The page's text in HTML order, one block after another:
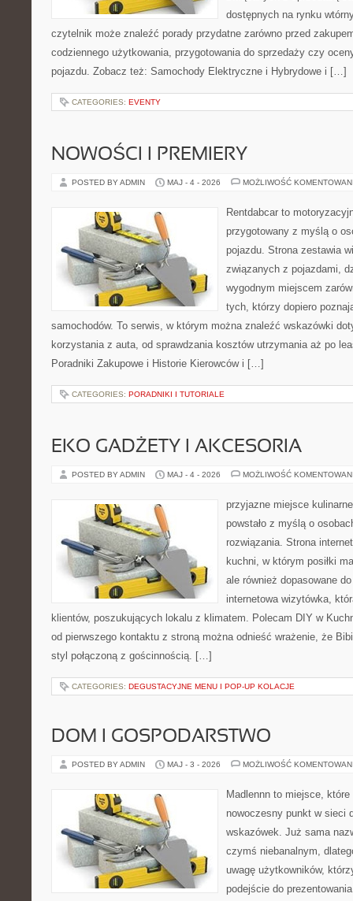
dostępnych na rynku
czytelnik może znaleźć porady przydatne zarówno przed
codziennego użytkowania, przygotowania do sprzedaży czy
pojazdu. Zobacz też: Samochody Elektryczne i Hybrydowe i […]
CATEGORIES: EVENTY
NOWOŚCI I PREMIERY
POSTED BY ADMIN MAJ - 4 - 2026 MOŻLIWOŚĆ
Rentdabcar to
przygotowany z myślą o
pojazdu. Strona zestawia
związanych z pojazdami,
wygodnym miejscem
tych, którzy dopiero
samochodów. To serwis, w którym można znaleźć wskazówki
korzystania z auta, od sprawdzania kosztów utrzymania aż po
Poradniki Zakupowe i Historie Kierowców i […]
CATEGORIES: PORADNIKI I TUTORIALE
EKO GADŻETY I AKCESORIA
POSTED BY ADMIN MAJ - 4 - 2026 MOŻLIWOŚĆ
przyjazne miejsce
powstało z myślą o
rozwiązania. Strona
kuchni, w którym posiłki
ale również dopasowane
internetowa wizytówka,
klientów, poszukujących lokalu z klimatem. Polecam DIY w
od pierwszego kontaktu z stroną można odnieść wrażenie, że
styl połączoną z gościnnością. […]
CATEGORIES: DEGUSTACYJNE MENU I POP-UP KOLACJE
DOM I GOSPODARSTWO
POSTED BY ADMIN MAJ - 3 - 2026 MOŻLIWOŚĆ
Madlennn to miejsce,
nowoczesny punkt w sieci
wskazówek. Już sama
czymś niebanalnym,
uwagę użytkowników,
podejście do